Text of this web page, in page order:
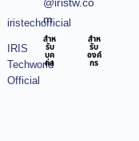
iristechofficial
IRIS
Techworld
Official
m
สำห
รับ
บุค
คล
สำห
รับ
องค์
กร